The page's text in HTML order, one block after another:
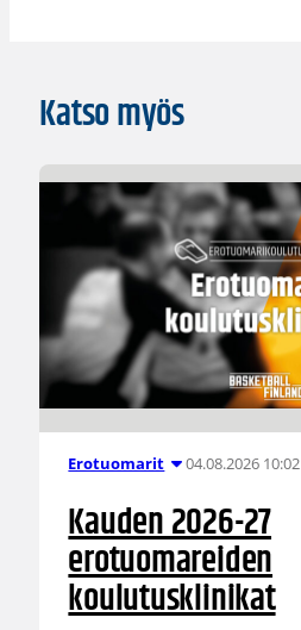
Katso myös
Erotuomarit 04.08.2026 10:02
Kauden 2026-27
erotuomareiden
koulutusklinikat